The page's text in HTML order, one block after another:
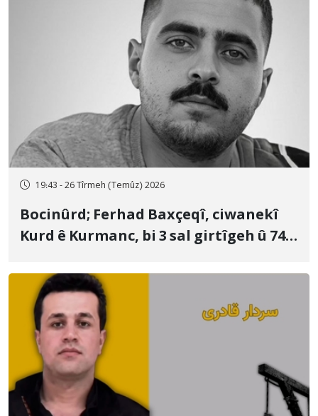
19:43 - 26 Tîrmeh (Temûz) 2026
Bocinûrd; Ferhad Baxçeqî, ciwanekî
Kurd ê Kurmanc, bi 3 sal girtîgeh û 74